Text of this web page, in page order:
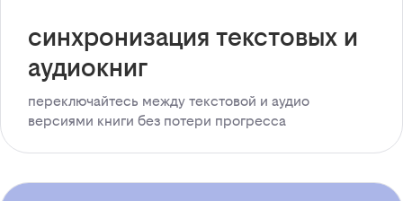
синхронизация текстовых и
аудиокниг
переключайтесь между текстовой и аудио
версиями книги без потери прогресса